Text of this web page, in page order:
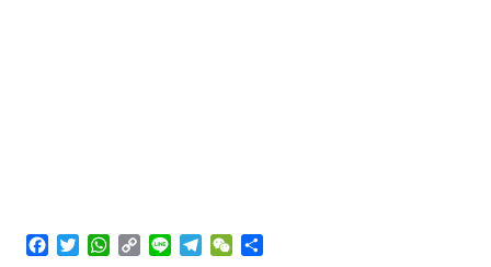
FacebookTwitterWhatsApp
Copy
Line TelegramWeChat